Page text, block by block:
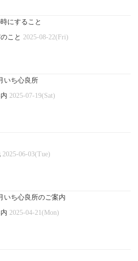
にすること
こと 2025-08-22(Fri)
いち心良所
2025-07-19(Sat)
2025-06-03(Tue)
いち心良所のご案内
2025-04-21(Mon)